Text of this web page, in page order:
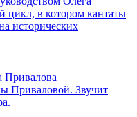
цикл, в котором кантаты
исторических
Привалова
Приваловой. Звучит